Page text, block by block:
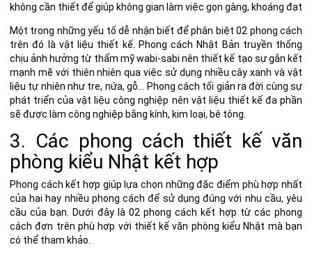
không cần thiết để giúp không gian làm việc gọn gàng, khoáng đạt
Một trong những yếu tố dễ nhận biết để phân biệt 02 phong cách
trên đó là vật liệu thiết kế. Phong cách Nhật Bản truyền thống
chịu ảnh hưởng từ thẩm mỹ wabi-sabi nên thiết kế tạo sự gắn kết
mạnh mẽ với thiên nhiên qua việc sử dụng nhiều cây xanh và vật
liệu tự nhiên như tre, nứa, gỗ… Phong cách tối giản ra đời cùng sự
phát triển của vật liệu công nghiệp nên vật liệu thiết kế đa phần
sẽ được làm công nghiệp bằng kính, kim loại, bê tông.
3. Các phong cách thiết kế văn
phòng kiểu Nhật kết hợp
Phong cách kết hợp giúp lựa chọn những đặc điểm phù hợp nhất
của hai hay nhiều phong cách để sử dụng đúng với nhu cầu, yêu
cầu của bạn. Dưới đây là 02 phong cách kết hợp từ các phong
cách đơn trên phù hợp với thiết kế văn phòng kiểu Nhật mà bạn
có thể tham khảo.